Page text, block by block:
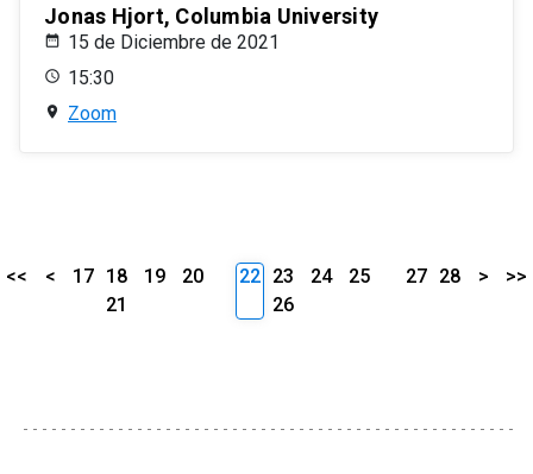
Jonas Hjort, Columbia University
15 de Diciembre de 2021
15:30
Zoom
<< < 17 18 19
20
21
22 23 24
25
26
27 28 > >>